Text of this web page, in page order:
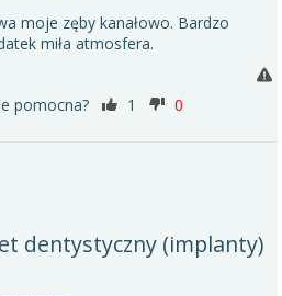
moje zęby kanałowo. Bardzo
miła atmosfera.
pomocna?
1 0
dentystyczny (implanty)